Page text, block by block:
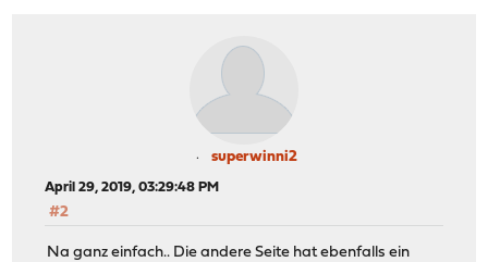
superwinni2
April 29, 2019, 03:29:48 PM
#2
Na ganz einfach.. Die andere Seite hat ebenfalls ein